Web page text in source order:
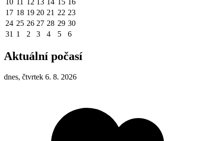
10 11 12 13 14 15 16
17 18 19 20 21 22 23
24 25 26 27 28 29 30
31 1 2 3 4 5 6
Aktuální počasí
dnes, čtvrtek 6. 8. 2026